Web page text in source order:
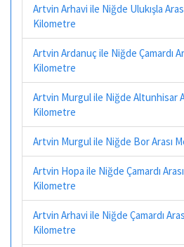
Artvin Arhavi ile Niğde Ulukışla
Kilometre
Artvin Ardanuç ile Niğde Çamardı
Kilometre
Artvin Murgul ile Niğde Altunhisar
Kilometre
Artvin Murgul ile Niğde Bor Arası
Artvin Hopa ile Niğde Çamardı
Kilometre
Artvin Arhavi ile Niğde Çamardı
Kilometre